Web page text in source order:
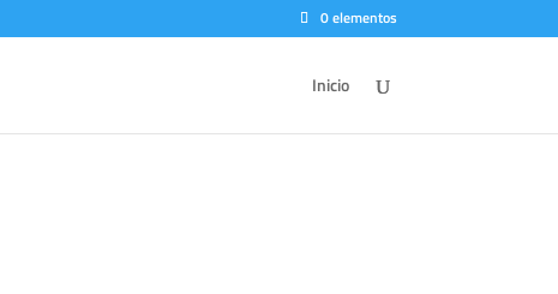
0 elementos
Inicio